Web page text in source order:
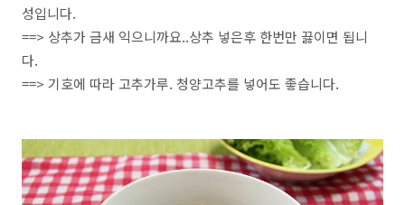
성입니다.
==> 상추가 금새 익으니까요..상추 넣은후 한번만 끓이면 됩니
다.
==> 기호에 따라 고추가루. 청양고추를 넣어도 좋습니다.